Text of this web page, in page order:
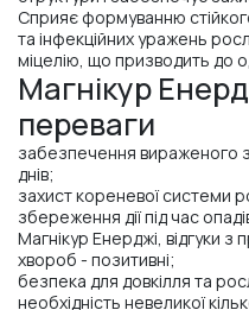
Сприяє формуванню
та інфекційних уражень
міцелію, що призводить до
Магнікур
переваги
забезпечення вираженого
днів;
захист кореневої системи
збереження дії під час
Магнікур Енерджі, відгуки
хвороб - позитивні;
безпека для довкілля та
необхідність невеликої